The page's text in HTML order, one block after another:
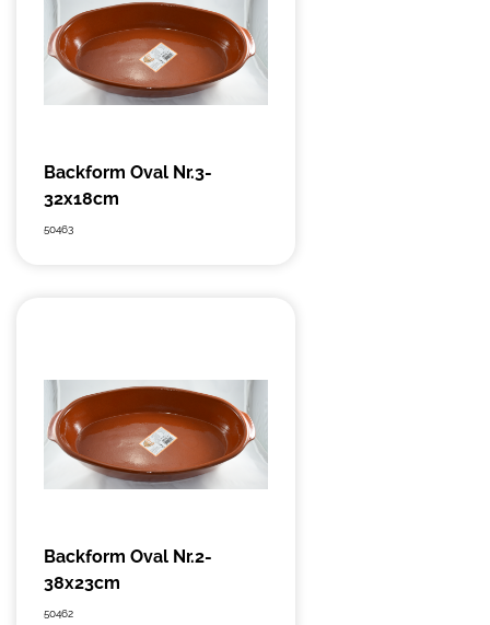
Backform Oval Nr.3-
32x18cm
50463
Backform Oval Nr.2-
38x23cm
50462